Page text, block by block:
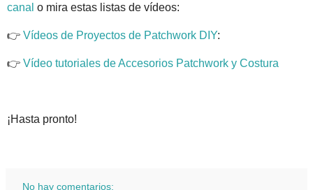
canal o mira estas listas de vídeos:
👉 Vídeos de Proyectos de Patchwork DIY:
👉 Vídeo tutoriales de Accesorios Patchwork y Costura
¡Hasta pronto!
No hay comentarios: